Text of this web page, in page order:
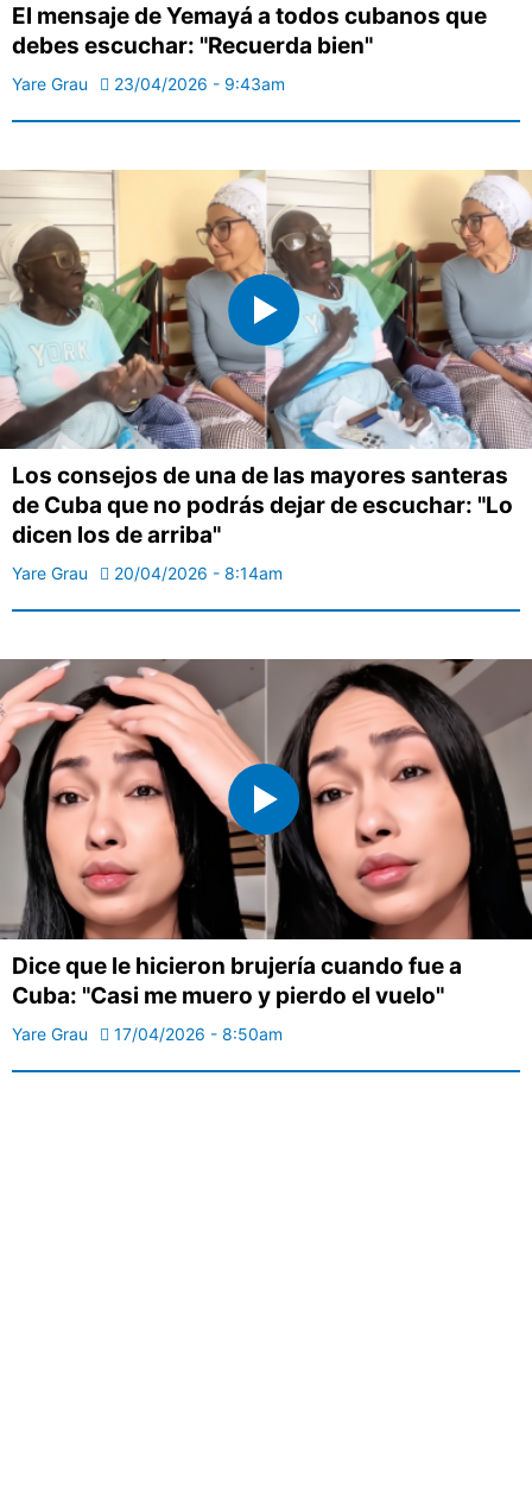
El mensaje de Yemayá a todos cubanos que
debes escuchar: "Recuerda bien"
Yare Grau 23/04/2026 - 9:43am
Los consejos de una de las mayores santeras
de Cuba que no podrás dejar de escuchar: "Lo
dicen los de arriba"
Yare Grau 20/04/2026 - 8:14am
Dice que le hicieron brujería cuando fue a
Cuba: "Casi me muero y pierdo el vuelo"
Yare Grau 17/04/2026 - 8:50am